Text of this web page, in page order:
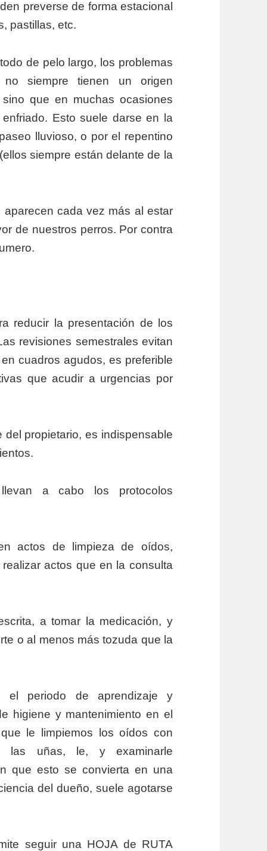
preverse de forma estacional
pastillas, etc.
de pelo largo, los problemas
no siempre tienen un origen
que en muchas ocasiones
Esto suele darse en la
lluvioso, o por el repentino
siempre están delante de la
aparecen cada vez más al estar
de nuestros perros. Por contra
reducir la presentación de los
revisiones semestrales evitan
cuadros agudos, es preferible
que acudir a urgencias por
del propietario, es indispensable
a cabo los protocolos
actos de limpieza de oídos,
actos que en la consulta
a tomar la medicación, y
o al menos más tozuda que la
el periodo de aprendizaje y
higiene y mantenimiento en el
le limpiemos los oídos con
las uñas, le, y examinarle
que esto se convierta en una
del dueño, suele agotarse
seguir una HOJA de RUTA